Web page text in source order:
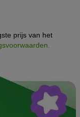
prijs van het